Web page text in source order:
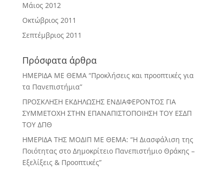
Μάιος 2012
Οκτώβριος 2011
Σεπτέμβριος 2011
Πρόσφατα άρθρα
ΗΜΕΡΙΔΑ ΜΕ ΘΕΜΑ “Προκλήσεις και προοπτικές για
τα Πανεπιστήμια”
ΠΡΟΣΚΛΗΣΗ ΕΚΔΗΛΩΣΗΣ ΕΝΔΙΑΦΕΡΟΝΤΟΣ ΓΙΑ
ΣΥΜΜΕΤΟΧΗ ΣΤΗΝ ΕΠΑΝΑΠΙΣΤΟΠΟΙΗΣΗ ΤΟΥ ΕΣΔΠ
ΤΟΥ ΔΠΘ
ΗΜΕΡΙΔΑ ΤΗΣ ΜΟΔΙΠ ΜΕ ΘΕΜΑ: “Η Διασφάλιση της
Ποιότητας στο Δημοκρίτειο Πανεπιστήμιο Θράκης –
Εξελίξεις & Προοπτικές”